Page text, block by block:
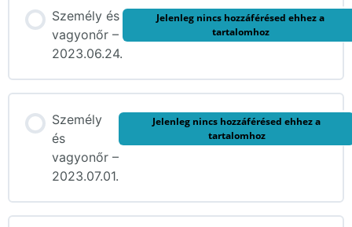
Személy és
vagyonőr –
2023.06.24.
Jelenleg nincs hozzáférésed ehhez a
tartalomhoz
Személy
és
vagyonőr –
2023.07.01.
Jelenleg nincs hozzáférésed ehhez a
tartalomhoz